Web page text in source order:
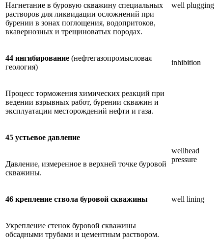
well plugging
Нагнетание в буровую скважину специальных
растворов для ликвидации осложнений при
бурении в зонах поглощения, водопритоков,
вкавернозных и трещиноватых породах.
44 ингибирование (нефтегазопромысловая
геология)
inhibition
Процесс торможения химических реакций при
ведении взрывных работ, бурении скважин и
эксплуатации месторождений нефти и газа.
45 устьевое давление
wellhead
pressure
Давление, измеренное в верхней точке буровой
скважины.
46 крепление ствола буровой скважины well lining
Укрепление стенок буровой скважины
обсадными трубами и цементным раствором.